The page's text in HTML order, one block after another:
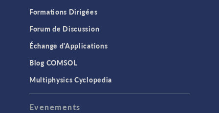
Formations Dirigées
Forum de Discussion
Échange d'Applications
Blog COMSOL
Multiphysics Cyclopedia
Evenements